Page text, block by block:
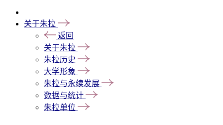
关于朱拉
返回
关于朱拉
朱拉历史
大学形象
朱拉与永续发展
数据与统计
朱拉单位